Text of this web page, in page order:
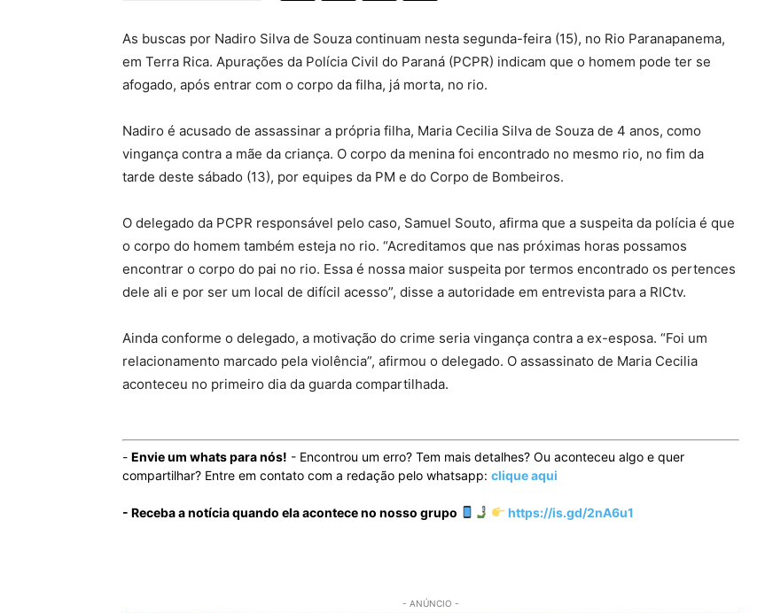
As buscas por Nadiro Silva de Souza continuam nesta segunda-feira (15), no Rio Paranapanema,
em Terra Rica. Apurações da Polícia Civil do Paraná (PCPR) indicam que o homem pode ter se
afogado, após entrar com o corpo da filha, já morta, no rio.
Nadiro é acusado de assassinar a própria filha, Maria Cecilia Silva de Souza de 4 anos, como
vingança contra a mãe da criança. O corpo da menina foi encontrado no mesmo rio, no fim da
tarde deste sábado (13), por equipes da PM e do Corpo de Bombeiros.
O delegado da PCPR responsável pelo caso, Samuel Souto, afirma que a suspeita da polícia é que
o corpo do homem também esteja no rio. “Acreditamos que nas próximas horas possamos
encontrar o corpo do pai no rio. Essa é nossa maior suspeita por termos encontrado os pertences
dele ali e por ser um local de difícil acesso”, disse a autoridade em entrevista para a RICtv.
Ainda conforme o delegado, a motivação do crime seria vingança contra a ex-esposa. “Foi um
relacionamento marcado pela violência”, afirmou o delegado. O assassinato de Maria Cecilia
aconteceu no primeiro dia da guarda compartilhada.
- Envie um whats para nós! - Encontrou um erro? Tem mais detalhes? Ou aconteceu algo e quer
compartilhar? Entre em contato com a redação pelo whatsapp: clique aqui
- Receba a notícia quando ela acontece no nosso grupo https://is.gd/2nA6u1
- ANÚNCIO -